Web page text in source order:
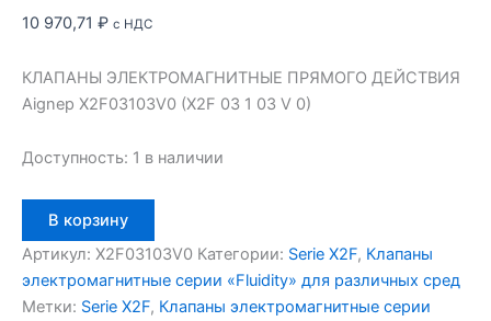
10 970,71 ₽ с НДС
КЛАПАНЫ ЭЛЕКТРОМАГНИТНЫЕ ПРЯМОГО ДЕЙСТВИЯ
Aignep X2F03103V0 (X2F 03 1 03 V 0)
Доступность: 1 в наличии
товара
Aignep
X2F03103V0
В корзину
Артикул: X2F03103V0 Категории: Serie X2F, Клапаны
электромагнитные серии «Fluidity» для различных сред
Метки: Serie X2F, Клапаны электромагнитные серии